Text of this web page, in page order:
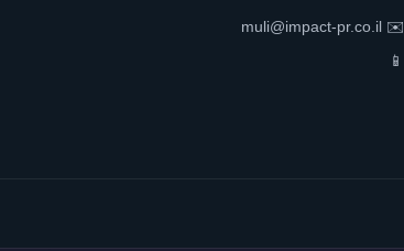
✉️
muli@impact-pr.co.il
📱